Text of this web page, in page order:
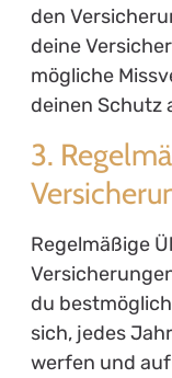
den
deine
mögliche
deinen Schutz
3.
Regelmäßige
du
sich, jedes
werfen und